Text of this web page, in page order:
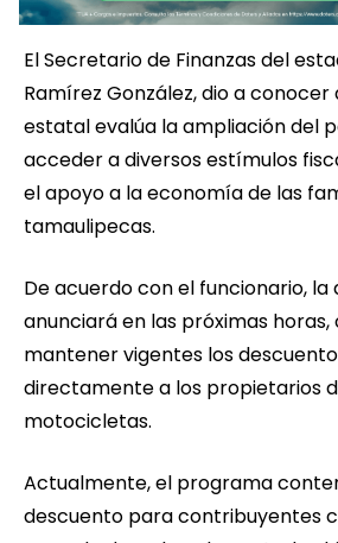
El Secretario de Finanzas del
Ramírez González, dio a
estatal evalúa la ampliación del
acceder a diversos estímulos
el apoyo a la economía de las
tamaulipecas.
De acuerdo con el funcionario, la
anunciará en las próximas
mantener vigentes los
directamente a los propietarios
motocicletas.
Actualmente, el programa
descuento para contribuyentes